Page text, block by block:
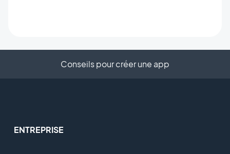
Conseils pour créer une app
ENTREPRISE